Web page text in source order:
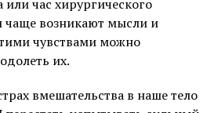
час хирургического
чаще возникают мысли и
чувствами можно
их.
вмешательства в наше тело